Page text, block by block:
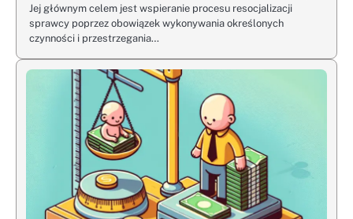
Jej głównym celem jest wspieranie procesu resocjalizacji
sprawcy poprzez obowiązek wykonywania określonych
czynności i przestrzegania…